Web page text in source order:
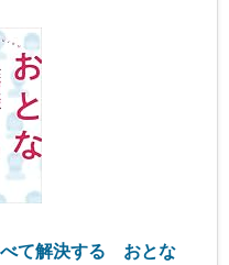
べて解決する おとな